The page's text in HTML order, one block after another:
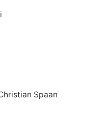
Spaan